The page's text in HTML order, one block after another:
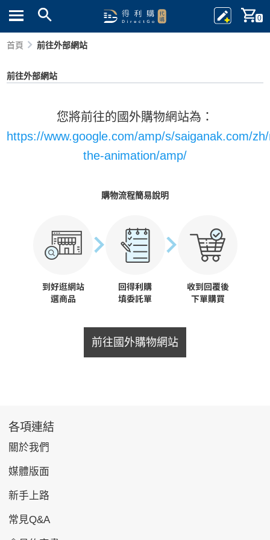
0
首頁 前往外部網站
前往外部網站
您將前往的國外購物網站為：
https://www.google.com/amp/s/saiganak.com/
the-animation/amp/
購物流程簡易說明
前往國外購物網站
各項連結
關於我們
媒體版面
新手上路
常見Q&A